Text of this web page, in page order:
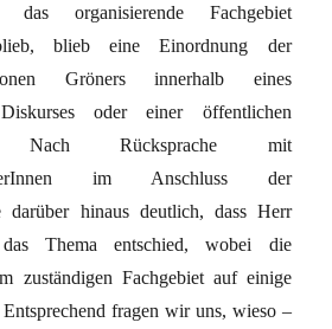
das organisierende Fachgebiet
blieb eine Einordnung der
Gröners innerhalb eines
Diskurses oder einer öffentlichen
Nach Rücksprache mit
im Anschluss der
darüber hinaus deutlich, dass Herr
Thema entschied, wobei die
zuständigen Fachgebiet auf einige
fragen wir uns, wieso –